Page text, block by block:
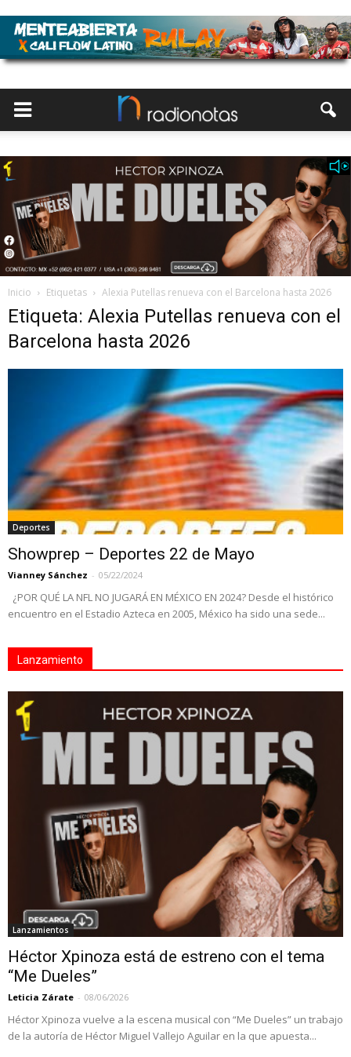
Inicio Etiquetas Alexia Putellas renueva con el Barcelona hasta 2026
Etiqueta: Alexia Putellas renueva con el
Barcelona hasta 2026
Deportes
Showprep – Deportes 22 de Mayo
Vianney Sánchez - 05/22/2024
¿POR QUÉ LA NFL NO JUGARÁ EN MÉXICO EN 2024? Desde el histórico
encuentro en el Estadio Azteca en 2005, México ha sido una sede...
Lanzamiento
Lanzamientos
Héctor Xpinoza está de estreno con el tema
“Me Dueles”
Leticia Zárate - 08/06/2026
Héctor Xpinoza vuelve a la escena musical con “Me Dueles” un trabajo
de la autoría de Héctor Miguel Vallejo Aguilar en la que apuesta...